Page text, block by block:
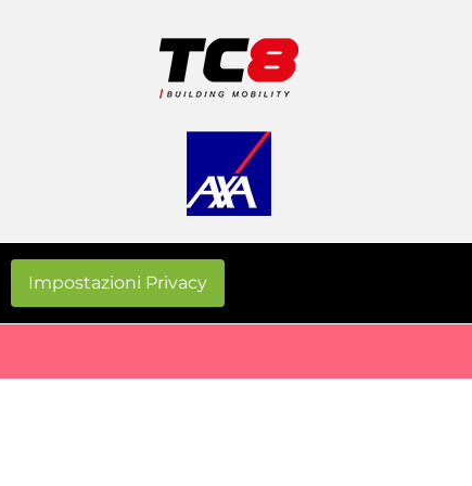
Impostazioni Privacy